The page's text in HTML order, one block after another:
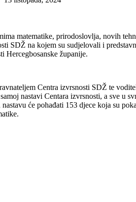
matematike, prirodoslovlja, novih
SDŽ na kojem su sudjelovali i
Hercegbosanske županije.
Centra izvrsnosti SDŽ te
nastavi Centara izvrsnosti, a sve u
će pohađati 153 djece koja su